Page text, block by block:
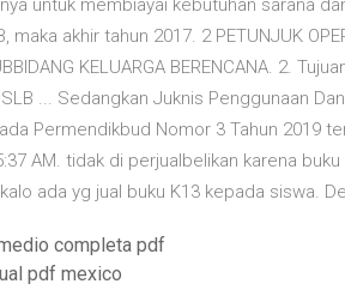
untuk membiayai kebutuhan sarana
akhir tahun 2017. 2 PETUNJUK
KELUARGA BERENCANA. 2.
... Sedangkan Juknis Penggunaan
Permendikbud Nomor 3 Tahun 2019
AM. tidak di perjualbelikan karena
ada yg jual buku K13 kepada siswa.
completa pdf
pdf mexico